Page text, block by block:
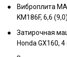
Виброплита
KM186F, 6,6
Затирочная
Honda GX160,